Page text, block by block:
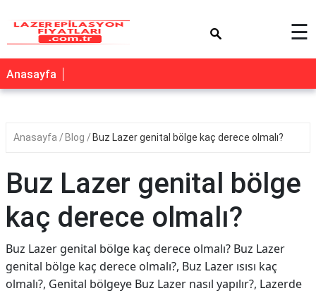
☰
Anasayfa
Anasayfa Blog Buz Lazer genital bölge kaç derece olmalı?
Buz Lazer genital bölge
kaç derece olmalı?
Buz Lazer genital bölge kaç derece olmalı? Buz Lazer
genital bölge kaç derece olmalı?, Buz Lazer ısısı kaç
olmalı?, Genital bölgeye Buz Lazer nasıl yapılır?, Lazerde